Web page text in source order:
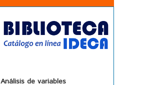
Análisis de variables